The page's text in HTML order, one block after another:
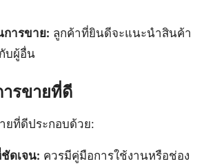
การขาย: ลูกค้าที่ยินดีจะแนะนำสินค้า
บผู้อื่น
รขายที่ดี
ยที่ดีประกอบด้วย:
ดเจน: ควรมีคู่มือการใช้งานหรือช่อง